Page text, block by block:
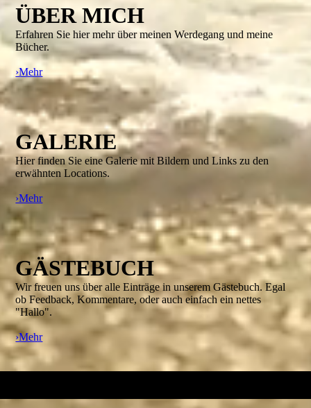
ÜBER MICH
Erfahren Sie hier mehr über meinen Werdegang und meine
Bücher.
›Mehr
GALERIE
Hier finden Sie eineGaleriemit Bildern und Links zu den
erwähnten Locations.
›Mehr
GÄSTEBUCH
Wir freuen uns über alle Einträge in unserem Gästebuch. Egal
ob Feedback, Kommentare, oder auch einfach ein nettes
"Hallo".
›Mehr